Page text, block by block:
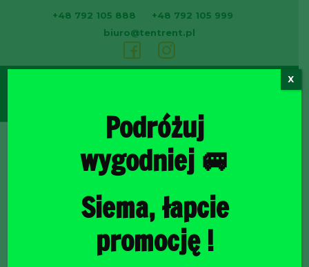
+48 792 105 888
+48 792 105 999
biuro@tentrent.pl
Podróżuj
wygodniej 🚐
Siema, łapcie
promocję !
X